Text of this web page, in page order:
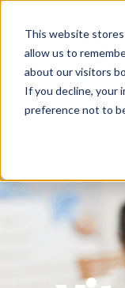
This website
allow us to
about our visitors
If you decline, your
preference not to